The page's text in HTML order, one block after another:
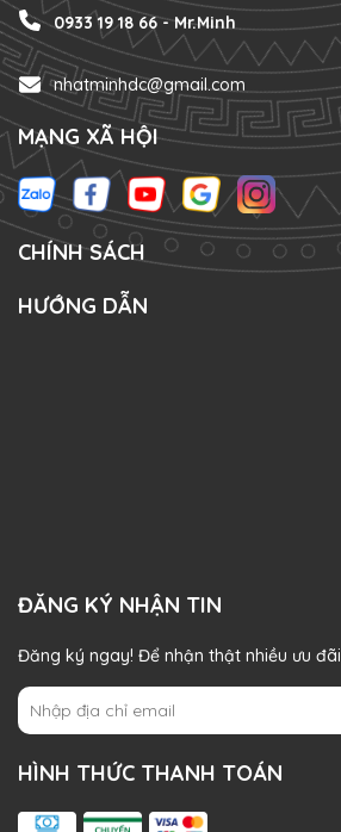
0933 19 18 66 - Mr.Minh
nhatminhdc@gmail.com
MẠNG XÃ HỘI
CHÍNH SÁCH
HƯỚNG DẪN
ĐĂNG KÝ NHẬN TIN
Đăng ký ngay! Để nhận thật nhiều ưu đãi
HÌNH THỨC THANH TOÁN